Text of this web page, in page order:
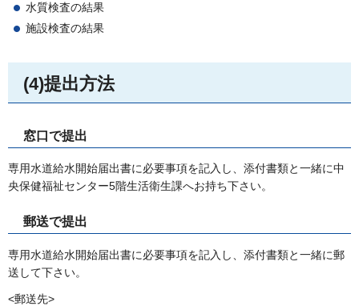
水質検査の結果
施設検査の結果
(4)提出方法
窓口で提出
専用水道給水開始届出書に必要事項を記入し、添付書類と一緒に中
央保健福祉センター5階生活衛生課へお持ち下さい。
郵送で提出
専用水道給水開始届出書に必要事項を記入し、添付書類と一緒に郵
送して下さい。
<郵送先>